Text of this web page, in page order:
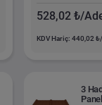
528,02 ₺/
KDV Hariç: 440,02
3